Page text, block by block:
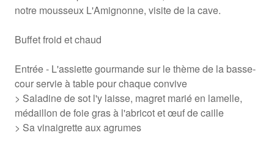
notre mousseux L'Amignonne, visite de la cave.
Buffet froid et chaud
Entrée - L'assiette gourmande sur le thème de la basse-
cour servie à table pour chaque convive
> Saladine de sot l'y laisse, magret marié en lamelle,
médaillon de foie gras à l'abricot et œuf de caille
> Sa vinaigrette aux agrumes